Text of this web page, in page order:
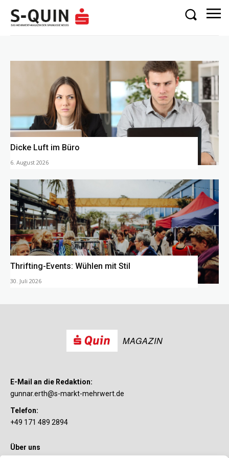
Dicke Luft im Büro
6. August 2026
Thrifting-Events: Wühlen mit Stil
30. Juli 2026
MAGAZIN
E-Mail an die Redaktion:
gunnar.erth@s-markt-mehrwert.de
Telefon:
+49 171 489 2894
Über uns